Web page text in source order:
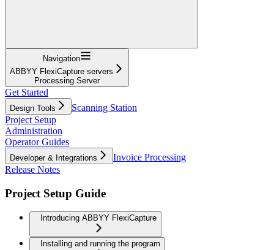
Navigation
ABBYY FlexiCapture servers
Processing Server
Get Started
Design Tools
Scanning Station
Project Setup
Administration
Operator Guides
Developer & Integrations
Invoice Processing
Release Notes
Project Setup Guide
Introducing ABBYY FlexiCapture
Installing and running the program